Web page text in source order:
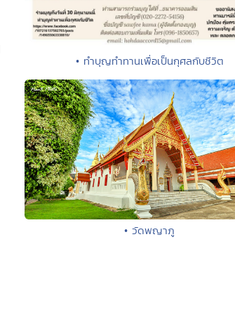
• ทำบุญทำทานเพื่อเป็นกุศลกับชีวิต
• วัดพญาภู